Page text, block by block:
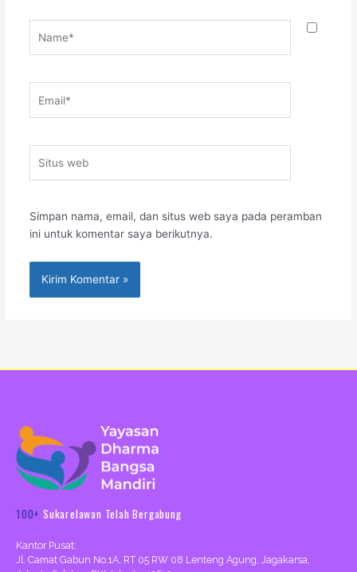
web
Simpan nama, email, dan situs web saya pada peramban
ini untuk komentar saya berikutnya.
100+ Sukarelawan Telah Bergabung
Kantor Pusat:
Jl. Camat Gabun No.1A, RT 05 RW 08 Lenteng Agung, Jagakarsa,